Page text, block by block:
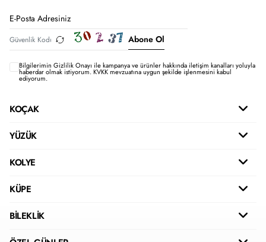
Abone Ol
Bilgilerimin Gizlilik Onayı ile kampanya ve ürünler hakkında iletişim kanalları yoluyla
haberdar olmak istiyorum.KVKK mevzuatına uygun şekilde işlenmesini kabul
ediyorum.
KOÇAK
YÜZÜK
KOLYE
KÜPE
BİLEKLİK